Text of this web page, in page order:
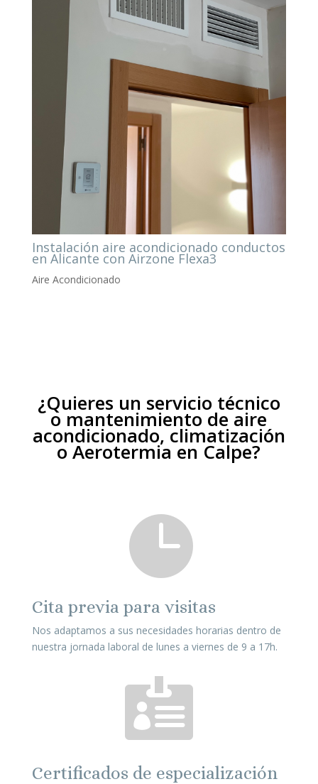
Instalación aire acondicionado conductos
en Alicante con Airzone Flexa3
Aire Acondicionado
¿Quieres un servicio técnico
o mantenimiento de aire
acondicionado, climatización
o Aerotermia en Calpe?

Cita previa para visitas
Nos adaptamos a sus necesidades horarias dentro de
nuestra jornada laboral de lunes a viernes de 9 a 17h.

Certificados de especialización